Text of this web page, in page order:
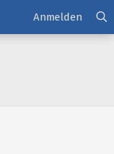
Anmelden